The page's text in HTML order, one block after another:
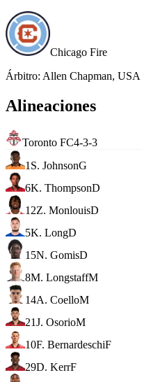
Chicago Fire
Árbitro: Allen Chapman, USA
Alineaciones
Toronto FC4-3-3
1 S. JohnsonG
6K. ThompsonD
12Z. MonlouisD
5K. LongD
15N. GomisD
8M. LongstaffM
14A. CoelloM
21J. OsorioM
10F. BernardeschiF
29D. KerrF